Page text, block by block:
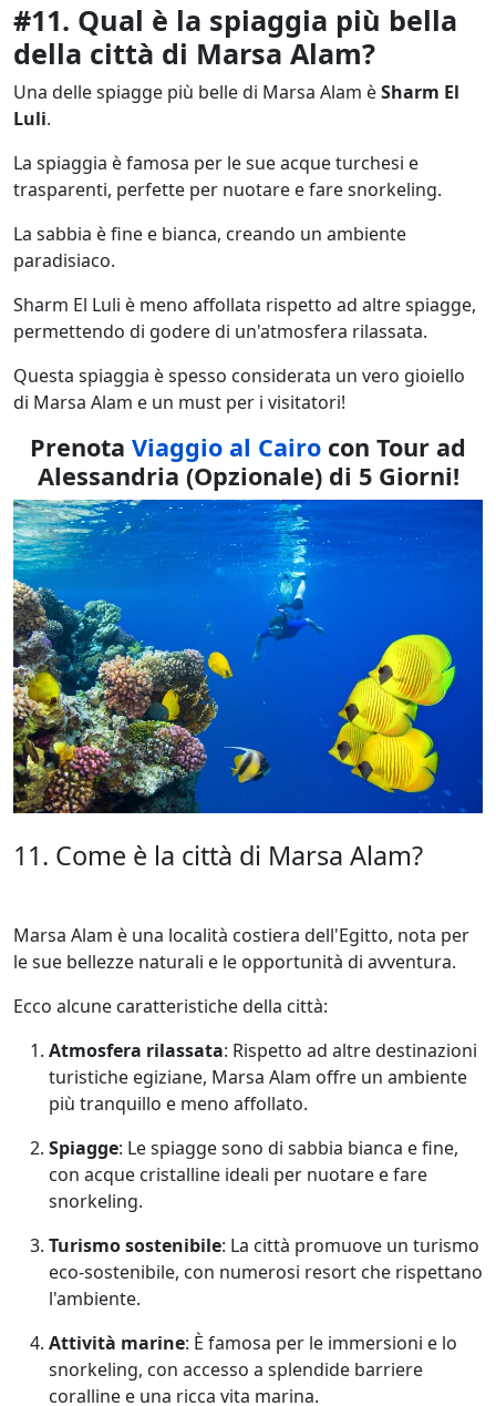
#11. Qual è la spiaggia più bella
della città di Marsa Alam?
Una delle spiagge più belle di Marsa Alam èSharm El
Luli.
La spiaggia è famosa per le sue acque turchesi e
trasparenti, perfette per nuotare e fare snorkeling.
La sabbia è fine e bianca, creando un ambiente
paradisiaco.
Sharm El Luli è meno affollata rispetto ad altre spiagge,
permettendo di godere di un'atmosfera rilassata.
Questa spiaggia è spesso considerata un vero gioiello
di Marsa Alam e un must per i visitatori!
Prenota Viaggio al Cairo con Tour ad
Alessandria (Opzionale)di 5 Giorni!
11. Come è la città di Marsa Alam?
Marsa Alam è una località costiera dell'Egitto, nota per
le sue bellezze naturali e le opportunità di avventura.
Ecco alcune caratteristiche della città:
Atmosfera rilassata: Rispetto ad altre destinazioni
turistiche egiziane, Marsa Alam offre un ambiente
più tranquillo e meno affollato.
Spiagge: Le spiagge sono di sabbia bianca e fine,
con acque cristalline ideali per nuotare e fare
snorkeling.
Turismo sostenibile: La città promuove un turismo
eco-sostenibile, con numerosi resort che rispettano
l'ambiente.
Attività marine: È famosa per le immersioni e lo
snorkeling, con accesso a splendide barriere
coralline e una ricca vita marina.